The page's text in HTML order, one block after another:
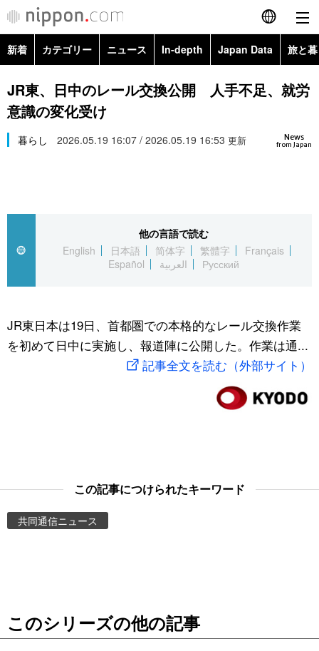
English
简体字
Русский
カテゴリー
経済・ビジネス
国際
文化
トップ
アーカイブ
In-depth
Japan Data
動画/Live
お知らせ
新着 カテゴリー ニュース In-depth Japan Data 旅と
政治・外交
経済・ビジネス
スポーツ・東京2020
Topics
JR東、日中のレール交換公開 人手不足、就労
意識の変化受け
News
from Japan
暮らし 2026.05.19 16:07 / 2026.05.19 16:53 更新
他の言語で読む
English
日本語 简体字 繁體字
Français
Español
العربية Русский
JR東日本は19日、首都圏での本格的なレール交換作業
を初めて日中に実施し、報道陣に公開した。作業は通...
記事全文を読む（外部サイト）
この記事につけられたキーワード
共同通信ニュース
このシリーズの他の記事